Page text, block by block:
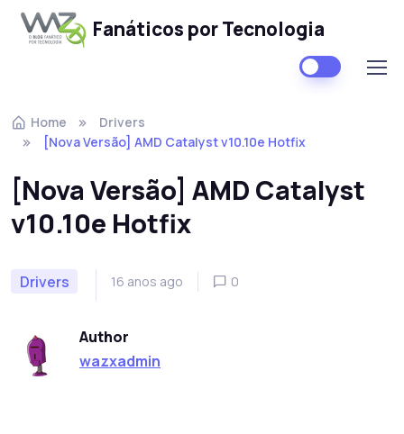
Fanáticos por Tecnologia
Home
Drivers
[Nova Versão] AMD Catalyst v10.10e Hotfix
[Nova Versão] AMD Catalyst
v10.10e Hotfix
Drivers 16 anos ago 0
Author
wazxadmin